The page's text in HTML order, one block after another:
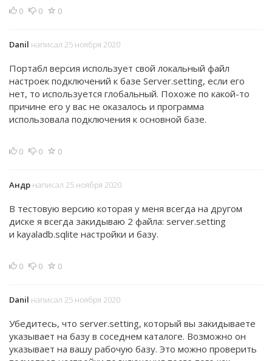
0 0 0
Danil написал 25 ноября 2020
Портабл версия использует свой локальный файл
настроек подключений к базе Server.setting, если его
нет, то используется глобальный. Похоже по какой-то
причине его у вас не оказалось и программа
использовала подключения к основной базе.
0 0 0
Андр написал 25 ноября 2020
В тестовую версию которая у меня всегда на другом
диске я всегда закидываю 2 файла: server.setting
и kayaladb.sqlite настройки и базу.
0 0 0
Danil написал 25 ноября 2020
Убедитесь, что server.setting, который вы закидываете
указывает на базу в соседнем каталоге. Возможно он
указывает на вашу рабочую базу. Это можно проверить